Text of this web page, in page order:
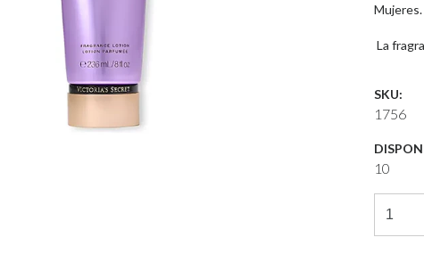
Mujeres.
La
SKU:
1756
10